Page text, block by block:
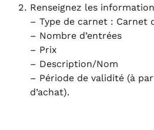
Renseignez les
– Type de carnet : Carnet
– Nombre d’entrées
– Prix
– Description/Nom
– Période de validité (à
d’achat).